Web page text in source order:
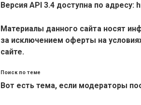
Версия API 3.4 доступна по адресу:
Материалы данного сайта носят
за исключением оферты на
сайте.
Поиск по теме
Вот есть тема, если модераторы